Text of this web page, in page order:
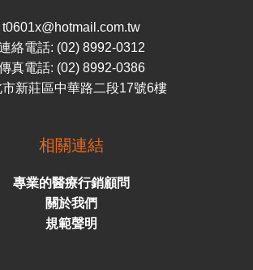
t0601x@hotmail.com.tw
絡電話: (02) 8992-0312
真電話: (02) 8992-0386
市新莊區中華路二段17號6樓
相關連結
專業的醫療行銷顧問
關於我們
規範聲明